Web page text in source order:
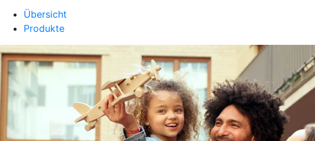
Übersicht
Produkte